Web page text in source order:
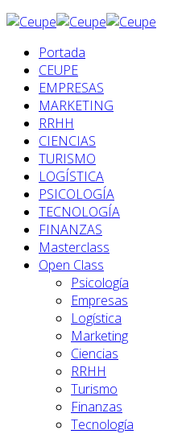
Portada
CEUPE
EMPRESAS
MARKETING
RRHH
CIENCIAS
TURISMO
LOGÍSTICA
PSICOLOGÍA
TECNOLOGÍA
FINANZAS
Masterclass
Open Class
Psicología
Empresas
Logística
Marketing
Ciencias
RRHH
Turismo
Finanzas
Tecnología